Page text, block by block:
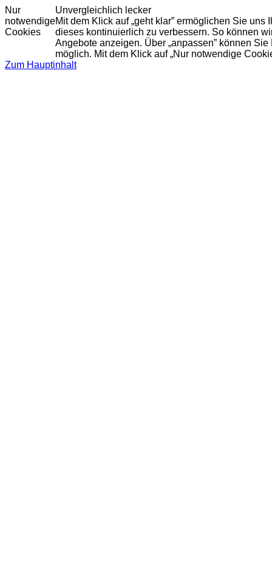
Nur
notwendige
Cookies
Unvergleichlich lecker
Mit dem Klick auf „geht klar” ermöglichen Sie
dieses kontinuierlich zu verbessern. So können
Angebote anzeigen. Über „anpassen” können
möglich. Mit dem Klick auf „Nur notwendige
Zum Hauptinhalt